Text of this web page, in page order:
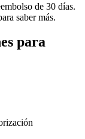
de 30 días.
saber más.
para